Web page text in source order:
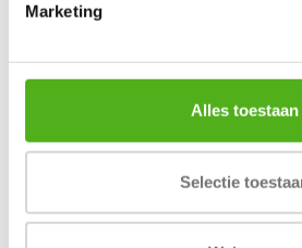
Marketing
Alles toestaan
Selectie
Salvus Ravenna 3 elo Kluis
Incl. BTW €1.334,00